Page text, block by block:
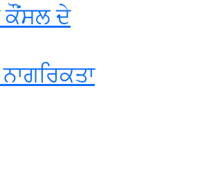
ਕੌਂਸਲ ਦੇ